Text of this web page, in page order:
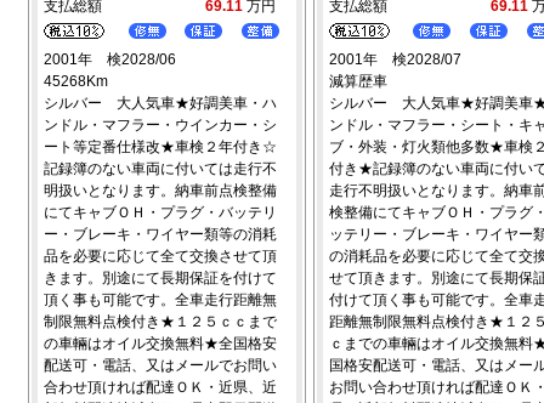
支払総額
69.11 万円
2001年 検2028/06
45268Km
シルバー 大人気車★好調美車・ハ
ンドル・マフラー・ウインカー・シ
ート等定番仕様改★車検２年付き☆
記録簿のない車両に付いては走行不
明扱いとなります。納車前点検整備
にてキャブＯＨ・プラグ・バッテリ
ー・ブレーキ・ワイヤー類等の消耗
品を必要に応じて全て交換させて頂
きます。別途にて長期保証を付けて
頂く事も可能です。全車走行距離無
制限無料点検付き★１２５ｃｃまで
の車輛はオイル交換無料★全国格安
配送可・電話、又はメールでお問い
合わせ頂ければ配達ＯＫ・近県、近
支払総額
69.11
2001年 検2028/07
減算歴車
シルバー 大人気車★好調美車
ンドル・マフラー・シート・キ
ブ・外装・灯火類他多数★車検
付き★記録簿のない車両に付い
走行不明扱いとなります。納車
検整備にてキャブＯＨ・プラグ
ッテリー・ブレーキ・ワイヤー
の消耗品を必要に応じて全て交
せて頂きます。別途にて長期保
付けて頂く事も可能です。全車
距離無制限無料点検付き★１２
ｃまでの車輛はオイル交換無料
国格安配送可・電話、又はメー
お問い合わせ頂ければ配達ＯＫ